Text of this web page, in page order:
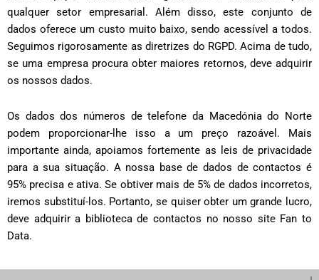
qualquer setor empresarial. Além disso, este conjunto de
dados oferece um custo muito baixo, sendo acessível a todos.
Seguimos rigorosamente as diretrizes do RGPD. Acima de tudo,
se uma empresa procura obter maiores retornos, deve adquirir
os nossos dados.
Os dados dos números de telefone da Macedónia do Norte
podem proporcionar-lhe isso a um preço razoável. Mais
importante ainda, apoiamos fortemente as leis de privacidade
para a sua situação. A nossa base de dados de contactos é
95% precisa e ativa. Se obtiver mais de 5% de dados incorretos,
iremos substituí-los. Portanto, se quiser obter um grande lucro,
deve adquirir a biblioteca de contactos no nosso site Fan to
Data.